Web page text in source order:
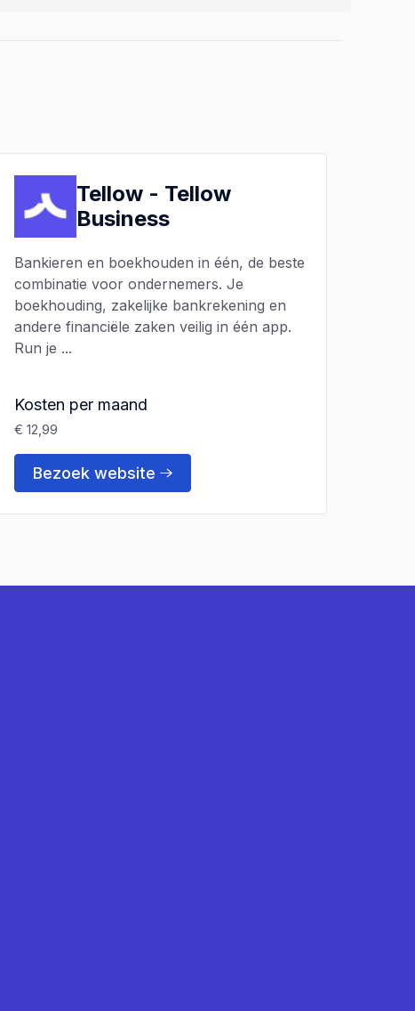
Tellow - Tellow
Business
Bankieren en boekhouden in één, de beste
combinatie voor ondernemers. Je
boekhouding, zakelijke bankrekening en
andere financiële zaken veilig in één app.
Run je ...
Kosten per maand
€ 12,99
Bezoek website